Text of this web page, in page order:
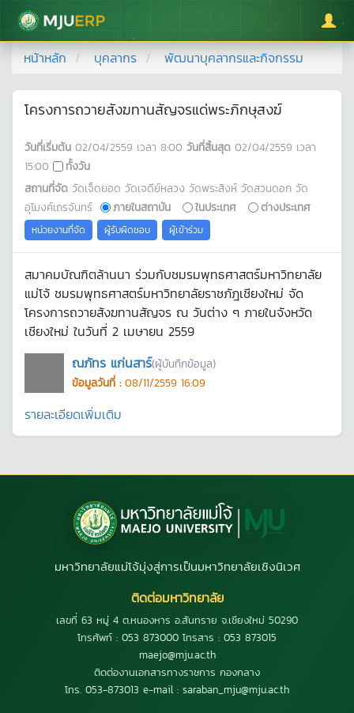
มหาวิทยาลัยแม่โจ้
หน้าหลัก บุคลากร พัฒนาบุคลากรและกิจกรรม
โครงการถวายสังฆทานสัญจรแด่พระภิกษุสงฆ์
วันที่เริ่มต้น 02/04/2559 เวลา 8:00 วันที่สิ้นสุด 02/04/2559 เวลา
15:00
ทั้งวัน
สถานที่จัด วัดเจ็ดยอด วัดเจดีย์หลวง วัดพระสิงห์ วัดสวนดอก วัด
อุโมงค์เถรจันทร์
ภายในสถาบัน ในประเทศ ต่างประเทศ
หน่วยงานที่จัด ผู้รับผิดชอบ ผู้เข้าร่วม
สมาคมบัณฑิตล้านนา ร่วมกับชมรมพุทธศาสตร์มหาวิทยาลัย
แม่โจ้ ชมรมพุทธศาสตร์มหาวิทยาลัยราชภัฎเชียงใหม่ จัด
โครงการถวายสังฆทานสัญจร ณ วันต่าง ๆ ภายในจังหวัด
เชียงใหม่ ในวันที่ 2 เมษายน 2559
ณภัทร แก่นสาร์(ผู้บันทึกข้อมูล)
ข้อมูลวันที่ : 08/11/2559 16:09
รายละเอียดเพิ่มเติม
มหาวิทยาลัยแม่โจ้มุ่งสู่การเป็นมหาวิทยาลัยเชิงนิเวศ
ติดต่อมหาวิทยาลัย
เลขที่ 63 หมู่ 4 ต.หนองหาร อ.สันทราย จ.เชียงใหม่ 50290
โทรศัพท์ : 053 873000 โทรสาร : 053 873015
maejo@mju.ac.th
ติดต่องานเอกสารทางราชการ กองกลาง
โทร. 053-873013 e-mail : saraban_mju@mju.ac.th